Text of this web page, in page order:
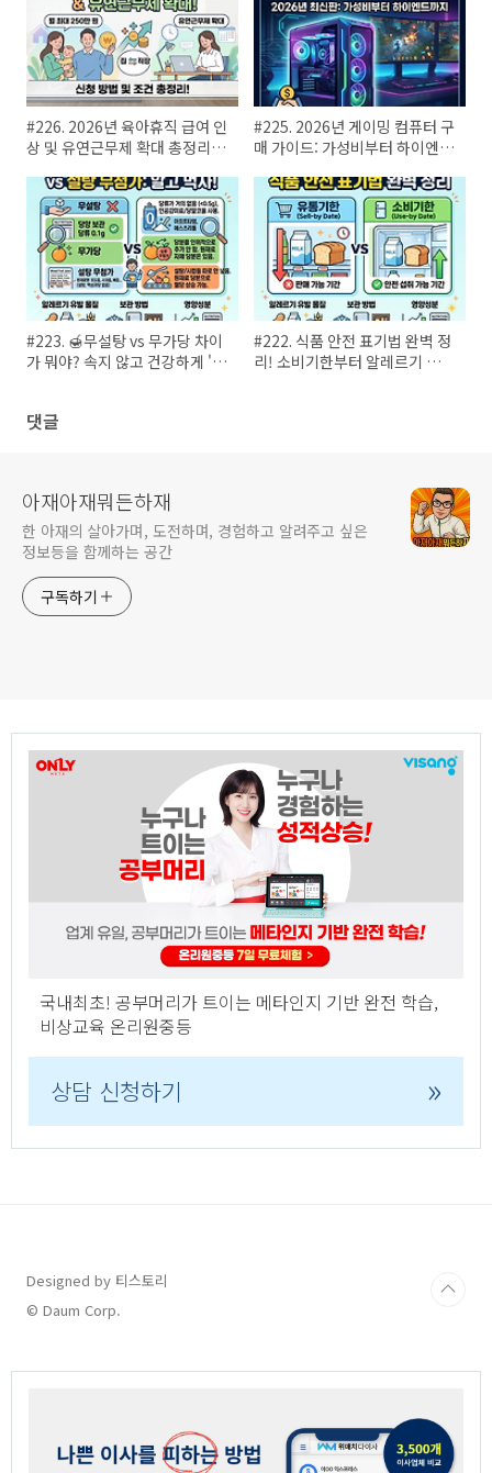
#226. 2026년 육아휴직 급여 인
상 및 유연근무제 확대 총정리!
#225. 2026년 게이밍 컴퓨터 구
매 가이드: 가성비부터 하이엔드
#223. 🍯무설탕 vs 무가당 차이
가 뭐야? 속지 않고 건강하게 '제
#222. 식품 안전 표기법 완벽 정
리! 소비기한부터 알레르기 표시
댓글
아재아재뭐든하재
한 아재의 살아가며, 도전하며, 경험하고 알려주고 싶은
정보등을 함께하는 공간
구독하기
국내최초! 공부머리가 트이는 메타인지 기반 완전 학습,
비상교육 온리원중등
상담 신청하기 »
Designed by 티스토리
© Daum Corp.